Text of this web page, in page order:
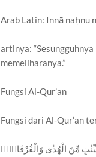
Arab Latin: Innā naḥnu
artinya:
memeliharanya.”
Fungsi Al-Qur’an
Fungsi dari Al-Qur’an
مِّنَ الْهُدٰى وَالْفُرْقَانِۚ